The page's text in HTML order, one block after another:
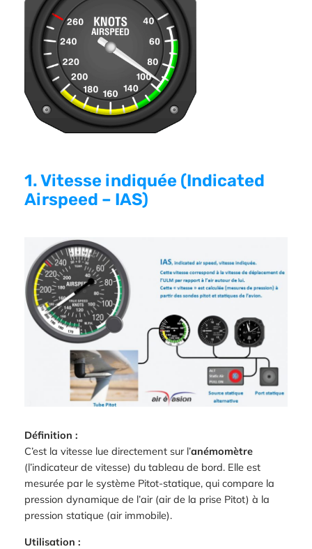
1. Vitesse indiquée (Indicated
Airspeed – IAS)
Définition :
C’est la vitesse lue directement sur l’anémomètre
(l’indicateur de vitesse) du tableau de bord. Elle est
mesurée par le système Pitot-statique, qui compare la
pression dynamique de l’air (air de la prise Pitot) à la
pression statique (air immobile).
Utilisation :